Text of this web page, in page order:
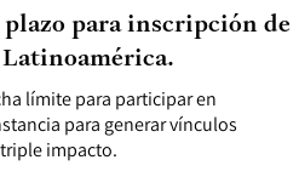
límite para participar en
para generar vínculos
impacto.
para inscripción de